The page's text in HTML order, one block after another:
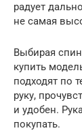
радует
не самая
Выбирая
купить
подходят по
руку,
и удобен.
покупать.